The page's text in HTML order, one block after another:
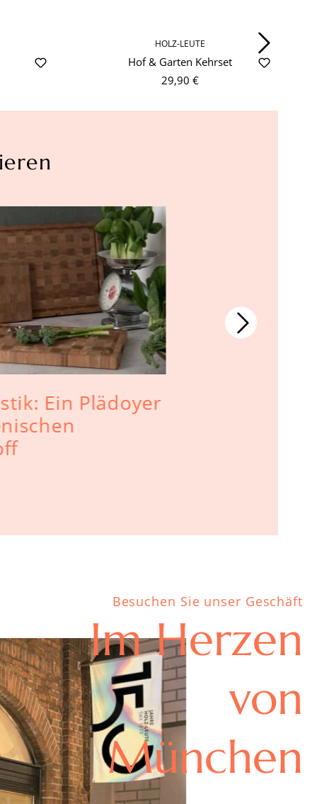
HOLZ-LEUTE
Hof & Garten Kehrset
29,90 €
Ein Plädoyer
Besuchen Sie unser Geschäft
Im Herzen
von
München